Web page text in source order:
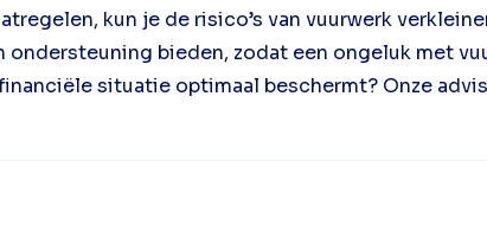
kun je de risico’s van vuurwerk
ondersteuning bieden, zodat een ongeluk met
situatie optimaal beschermt? Onze